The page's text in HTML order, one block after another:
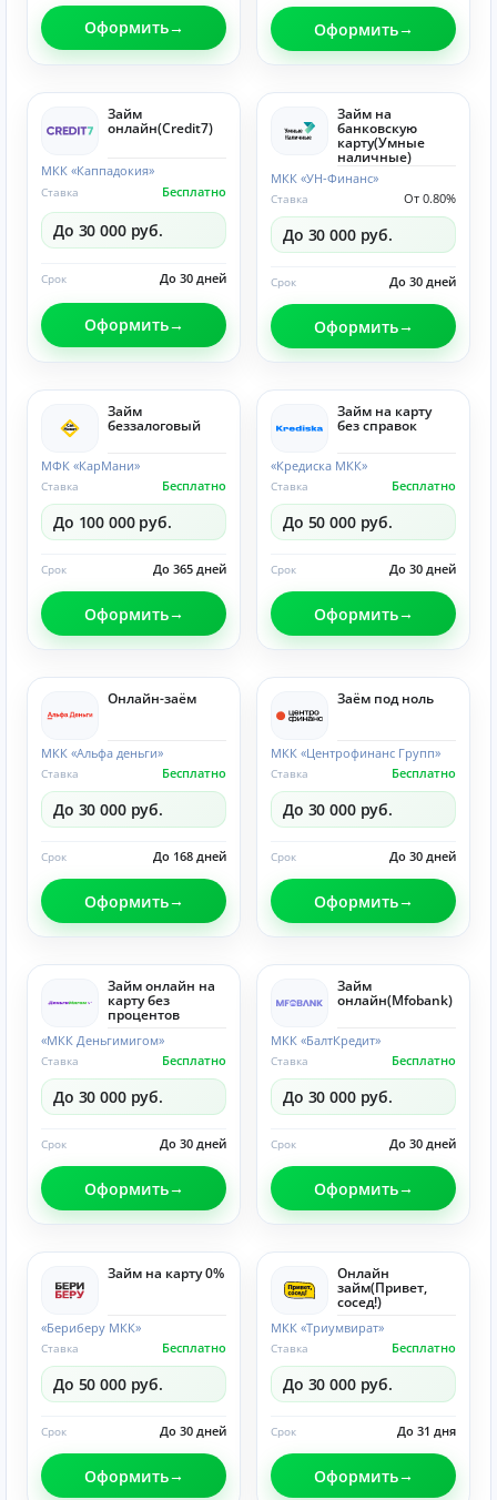
Оформить Оформить
Займ
онлайн(Credit7)
МКК «Каппадокия»
Бесплатно
Ставка
До 30 000 руб.
До 30 дней
Срок
Оформить
Займ на
банковскую
карту(Умные
наличные)
МКК «УН-Финанс»
От 0.80%
Ставка
До 30 000 руб.
До 30 дней
Срок
Оформить
Займ
беззалоговый
МФК «КарМани»
Бесплатно
Ставка
До 100 000 руб.
До 365 дней
Срок
Оформить
Займ на карту
без справок
«Кредиска МКК»
Бесплатно
Ставка
До 50 000 руб.
До 30 дней
Срок
Оформить
Онлайн-заём
МКК «Альфа деньги»
Бесплатно
Ставка
До 30 000 руб.
До 168 дней
Срок
Оформить
Заём под ноль
МКК «Центрофинанс Групп»
Бесплатно
Ставка
До 30 000 руб.
До 30 дней
Срок
Оформить
Займ онлайн на
карту без
процентов
«МКК Деньгимигом»
Бесплатно
Ставка
До 30 000 руб.
До 30 дней
Срок
Оформить
Займ
онлайн(Mfobank)
МКК «БалтКредит»
Бесплатно
Ставка
До 30 000 руб.
До 30 дней
Срок
Оформить
Займ на карту 0%
«Бериберу МКК»
Бесплатно
Ставка
До 50 000 руб.
До 30 дней
Срок
Оформить
Онлайн
займ(Привет,
сосед!)
МКК «Триумвират»
Бесплатно
Ставка
До 30 000 руб.
До 31 дня
Срок
Оформить